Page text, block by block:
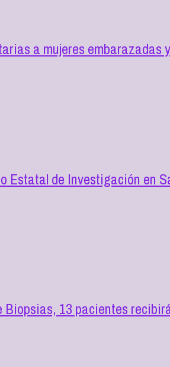
a mujeres
Estatal de Investigación en
Biopsias, 13 pacientes